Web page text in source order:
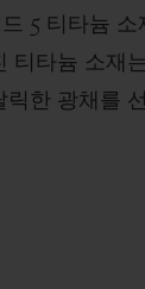
5 티타늄
티타늄 소재
릭한 광채를